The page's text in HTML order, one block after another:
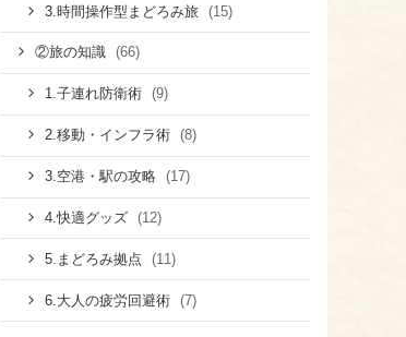
3.時間操作型まどろみ旅 (15)
②旅の知識 (66)
1.子連れ防衛術 (9)
​2.移動・インフラ術 (8)
​3.空港・駅の攻略 (17)
​4.快適グッズ (12)
​5.まどろみ拠点 (11)
6.大人の疲労回避術 (7)